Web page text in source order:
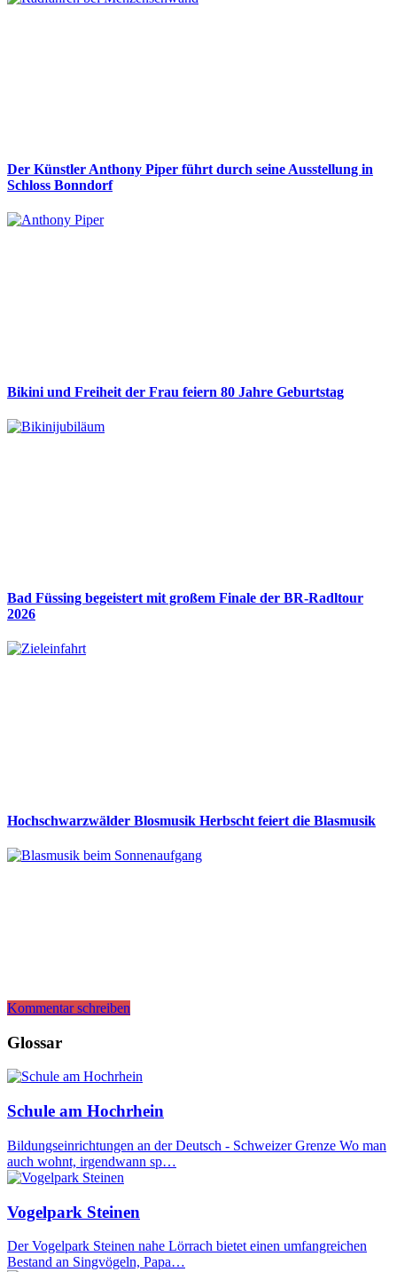
Der Künstler Anthony Piper führt durch seine Ausstellung in
Schloss Bonndorf
Bikini und Freiheit der Frau feiern 80 Jahre Geburtstag
Bad Füssing begeistert mit großem Finale der BR-Radltour
2026
Hochschwarzwälder Blosmusik Herbscht feiert die Blasmusik
Kommentar schreiben
Glossar
Schule am Hochrhein
Bildungseinrichtungen an der Deutsch - Schweizer Grenze Wo man
auch wohnt, irgendwann sp…
Vogelpark Steinen
Der Vogelpark Steinen nahe Lörrach bietet einen umfangreichen
Bestand an Singvögeln, Papa…